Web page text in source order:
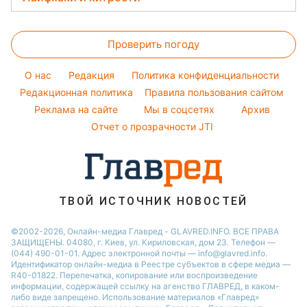
Новости Полтавы
Новости Сум
Новости Черкассы
Настя Каменских
Виталий Козловский
София Ротару
Ольга Сумская
Филипп Киркоров
Праздничное меню
Оптические иллюзии
Все о шоу-бизнесе
Магнитные бури
Погода на сегодня
Погода на завтра
Пылевая буря
Стирка
Авто
Комнатные растения
Проверить погоду
O нас Редакция
Политика конфиденциальности
Редакционная политика
Правила пользования сайтом
Реклама на сайте
Мы в соцсетях
Архив
Отчет о прозрачности JTI
ТВОЙ ИСТОЧНИК НОВОСТЕЙ
©2002-2026, Онлайн-медиа Главред - GLAVRED.INFO. ВСЕ ПРАВА
ЗАЩИЩЕНЫ. 04080, г. Киев, ул. Кириловская, дом 23. Телефон —
(044) 490-01-01. Адрес электронной почты — info@glavred.info.
Идентификатор онлайн-медиа в Реестре cубъектов в сфере медиа —
R40-01822. Перепечатка, копирование или воспроизведение
информации, содержащей ссылку на агенство ГЛАВРЕД, в каком-
либо виде запрещено. Использование материалов «Главред»